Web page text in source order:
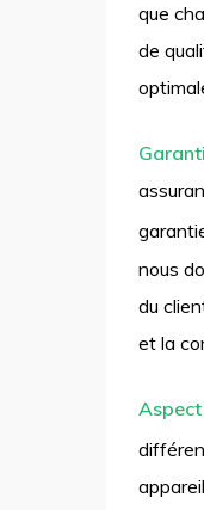
que
de
nous
du
et la
Aspect